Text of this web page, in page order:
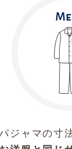
ジャマの寸